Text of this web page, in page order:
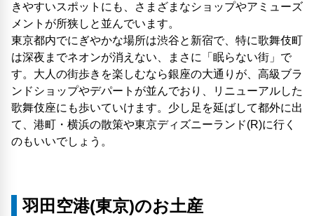
きやすいスポットにも、さまざまなショップやアミューズ
メントが所狭しと並んでいます。
東京都内でにぎやかな場所は渋谷と新宿で、特に歌舞伎町
は深夜までネオンが消えない、まさに「眠らない​街」で
す。大人の街歩きを楽しむなら銀座の大通りが、高級ブラ
ンドショップやデパートが並んでおり、リニューアルした
歌舞伎座にも歩いていけます。少し足を延ばして都外に出
て、港町・横浜の散策や東京ディズニーランド(R)に行く
のもいいでしょう。
羽田空港(東京)のお土産